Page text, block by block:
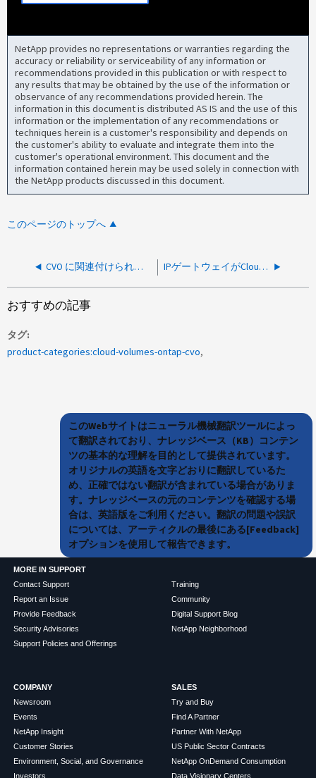
NetApp provides no representations or warranties regarding the
accuracy or reliability or serviceability of any information or
recommendations provided in this publication or with respect to
any results that may be obtained by the use of the information or
observance of any recommendations provided herein. The
information in this document is distributed AS IS and the use of this
information or the implementation of any recommendations or
techniques herein is a customer's responsibility and depends on
the customer's ability to evaluate and integrate them into the
customer's operational environment. This document and the
information contained herein may be used solely in connection with
the NetApp products discussed in this document.
このページのトップへ
CVO に関連付けられている Azure ストレージアカウントを確認する方法を教えてください。 IPゲートウェイがCloud Volumes（AWS）のLIFのトラフィックを破棄する
おすすめの記事
タグ
product-categories:cloud-volumes-ontap-cvo
このWebサイトはニューラル機械翻訳ツールによっ
て翻訳されており、ナレッジベース（KB）コンテン
ツの基本的な理解を目的として提供されています。
オリジナルの英語を文字どおりに翻訳しているた
め、正確ではない翻訳が含まれている場合がありま
す。ナレッジベースの元のコンテンツを確認する場
合は、英語版をご利用ください。翻訳の問題や誤訳
については、アーティクルの最後にある[Feedback]
オプションを使用して報告できます。
MORE IN SUPPORT
Contact Support
Report an Issue
Provide Feedback
Security Advisories
Support Policies and Offerings
Training
Community
Digital Support Blog
NetApp Neighborhood
COMPANY
Newsroom
Events
NetApp Insight
Customer Stories
Environment, Social, and Governance
Investors
SALES
Try and Buy
Find A Partner
Partner With NetApp
US Public Sector Contracts
NetApp OnDemand Consumption
Data Visionary Centers